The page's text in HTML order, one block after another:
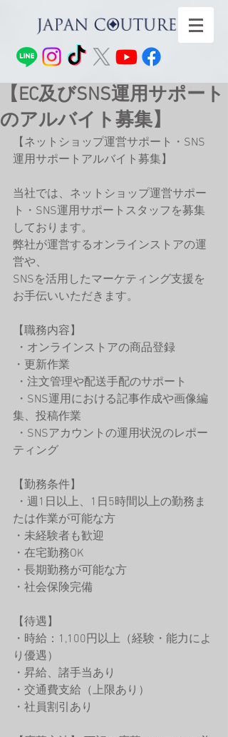
【EC及びSNS運用サポート
のアルバイト募集】
【ネットショップ運営サポート・SNS
運用サポートアルバイト募集】
当社では、ネットショップ運営サポー
ト・SNS運用サポートスタッフを募集
しております。
弊社が運営するオンラインストアの運
営や、
SNSを活用したマーケティング支援を
お手伝いいただきます。
【職務内容】
・オンラインストアの商品登録
・更新作業
・注文管理や配送手配のサポート
集、投稿作業
ティング
【勤務条件】
たは作業が可能な方
・未経験者も歓迎
・在宅勤務OK
・長期勤務が可能な方
・社会保険完備
【待遇】
・時給：1,100円以上（経験・能力によ
り優遇）
・昇給、諸手当あり
・交通費支給（上限あり）
・社員割引あり